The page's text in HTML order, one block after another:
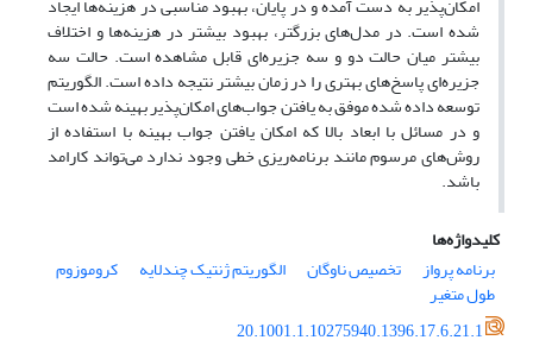
امکان‌پذیر به دست آمده و در پایان، بهبود مناسبی در هزینه‌ها ایجاد
شده است. در مدل‌های بزرگتر، بهبود بیشتر در هزینه‌ها و اختلاف
بیشتر میان حالت دو و سه جزیره‌ای قابل مشاهده است. حالت سه
جزیره‌ای پاسخ‌های بهتری را در زمان بیشتر نتیجه داده است. الگوریتم‌
توسعه داده شده موفق به یافتن جواب‌های امکان‌پذیر بهینه شده است
و در مسائل با ابعاد بالا که امکان یافتن جواب بهینه با استفاده از
روش‌های مرسوم مانند برنامه‌ریزی خطی وجود ندارد می‌تواند کارامد
باشد.
کلیدواژه‌ها
برنامه پرواز
تخصیص ناوگان الگوریتم ژنتیک چندلایه کروموزوم
طول متغیر
20.1001.1.10275940.1396.17.6.21.1